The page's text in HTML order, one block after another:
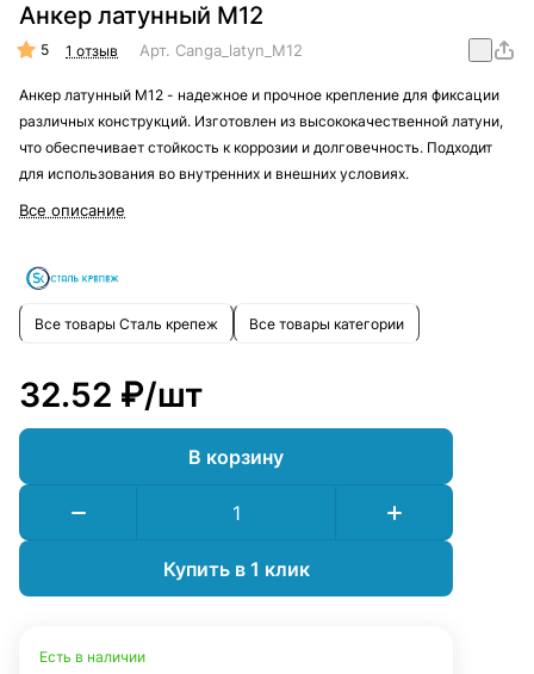
Анкер латунный М12
5 1 отзыв Арт. Canga_latyn_M12
Анкер латунный М12 - надежное и прочное крепление для фиксации
различных конструкций. Изготовлен из высококачественной латуни,
что обеспечивает стойкость к коррозии и долговечность. Подходит
для использования во внутренних и внешних условиях.
Все описание
Все товары Сталь крепеж Все товары категории
32.52 ₽/шт
В корзину
Купить в 1 клик
Есть в наличии